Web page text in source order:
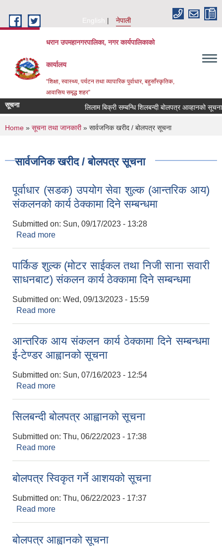
English
नेपाली
धरान उपमहानगरपालिका, नगर कार्यपालिकाको
कार्यालय
“शिक्षा, स्वास्थ्य, पर्यटन तथा व्यापारिक पुर्वाधार, बहुसाँस्कृतिक,
आवासिय समृद्ध शहर”
सूचना लिलाम बिक्री सम्बन्धि शिलबन्दी बोलपत्र आव्हानको सूचना।
You are here
Home » सूचना तथा जानकारी» सार्वजनिक खरीद / बोलपत्र सूचना
सार्वजनिक खरीद / बोलपत्र सूचना
पूर्वाधार (सडक) उपयोग सेवा शुल्क (आन्तरिक आय)
संकलनको कार्य ठेक्कामा दिने सम्बन्धमा
Submitted on: Sun, 09/17/2023 - 13:28
Read more
पार्किङ शुल्क (मोटर साईकल तथा निजी साना सवारी
साधनबाट) संकलन कार्य ठेक्कामा दिने सम्बन्धमा
Submitted on: Wed, 09/13/2023 - 15:59
Read more
आन्तरिक आय संकलन कार्य ठेक्कामा दिने सम्बन्धमा
ई-टेण्डर आह्वानको सूचना
Submitted on: Sun, 07/16/2023 - 12:54
Read more
सिलबन्दी बोलपत्र आह्वानको सूचना
Submitted on: Thu, 06/22/2023 - 17:38
Read more
बोलपत्र स्विकृत गर्ने आशयको सूचना
Submitted on: Thu, 06/22/2023 - 17:37
Read more
बोलपत्र आह्वानको सूचना